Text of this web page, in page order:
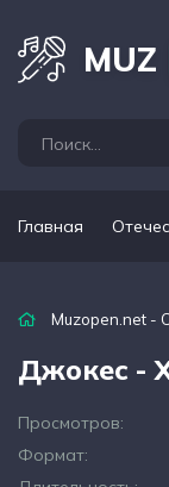
MUZ
Главная
Muzopen.net -
Джокес -
Просмотров:
Формат:
артисты